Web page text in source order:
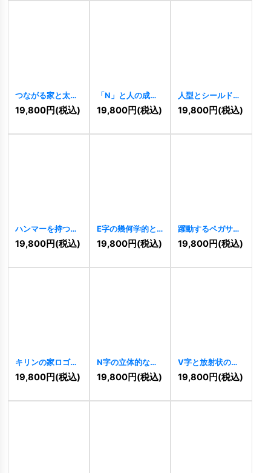
つながる家と太陽
のロゴ[11175]
19,800円(税込)
「N」と人の成長
ロゴ[11154]
19,800円(税込)
人型とシールドが
調和する未来志向
ロゴ 11036]
19,800円(税込)
ハンマーを持つう
さぎのクリエイテ
ィブロゴ
11038]
19,800円(税込)
E字の幾何学的と
情熱的成長ロゴ
11029 ]
19,800円(税込)
躍動するペガサス
の情熱ロゴ
10432]
19,800円(税込)
キリンの家ロゴ
[10407]
19,800円(税込)
N字の立体的な連
結ロゴ [10406]
19,800円(税込)
V字と放射状の光
が織りなす上昇ロ
ゴ [ 10396]
19,800円(税込)